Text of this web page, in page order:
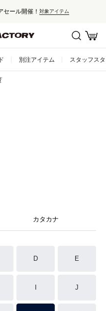
セール開催！ 対象アイテム
別注アイテム スタッフス
カタカナ
D E
J